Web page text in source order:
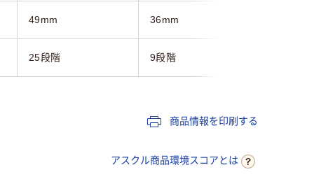
49mm 36mm
25段階 9段階
商品情報を印刷する
アスクル商品環境スコアとは